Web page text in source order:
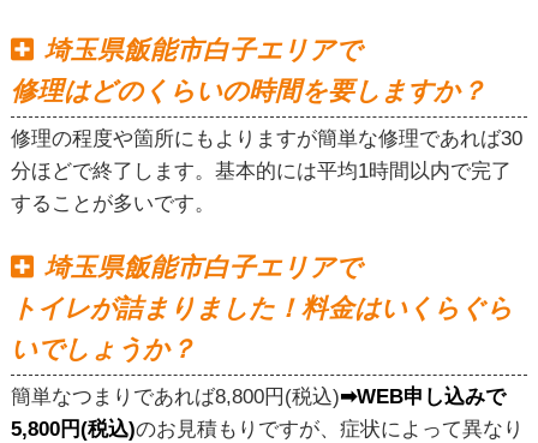
埼玉県飯能市白子エリアで
修理はどのくらいの時間を要しますか？
修理の程度や箇所にもよりますが簡単な修理であれば30
分ほどで終了します。基本的には平均1時間以内で完了
することが多いです。
埼玉県飯能市白子エリアで
トイレが詰まりました！料金はいくらぐら
いでしょうか？
簡単なつまりであれば8,800円(税込)➡WEB申し込みで
5,800円(税込)のお見積もりですが、症状によって異なり